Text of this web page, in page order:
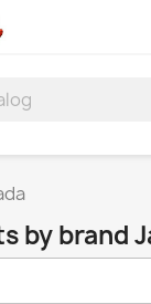
by brand